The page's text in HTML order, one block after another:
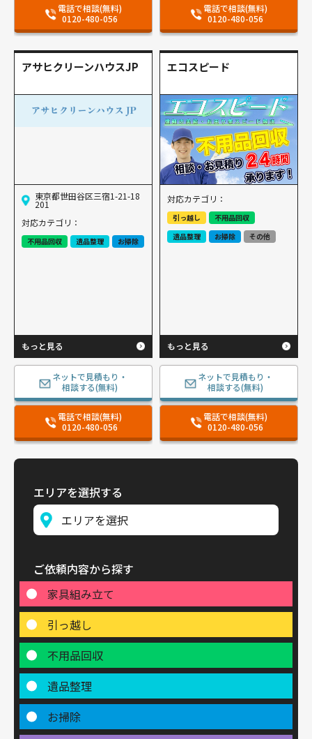
電話で相談(無料)
0120-480-056
電話で相談(無料)
0120-480-056
アサヒクリーンハウスJP
東京都世田谷区三宿1-21-18
201
対応カテゴリ：
不用品回収 遺品整理 お掃除
もっと見る
ネットで見積もり・
相談する(無料)
電話で相談(無料)
0120-480-056
エコスピード
対応カテゴリ：
引っ越し
不用品回収
遺品整理
お掃除 その他
もっと見る
ネットで見積もり・
相談する(無料)
電話で相談(無料)
0120-480-056
エリアを選択する
ご依頼内容から探す
家具組み立て
引っ越し
不用品回収
遺品整理
お掃除